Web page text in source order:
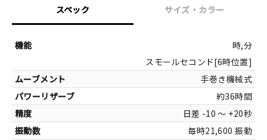
スペック
時,分
スモールセコンド[6時位置]
手巻き機械式
約36時間
日差 -10 ～ +20秒
毎時21,600 振動
サイズ・カラー
カラー